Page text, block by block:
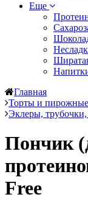
Еще
Главная
Торты и пирожные
Эклеры,
Пончик
Free